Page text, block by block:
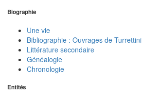
Biographie
Une vie
Bibliographie : Ouvrages de Turrettini
Littérature secondaire
Généalogie
Chronologie
Entités